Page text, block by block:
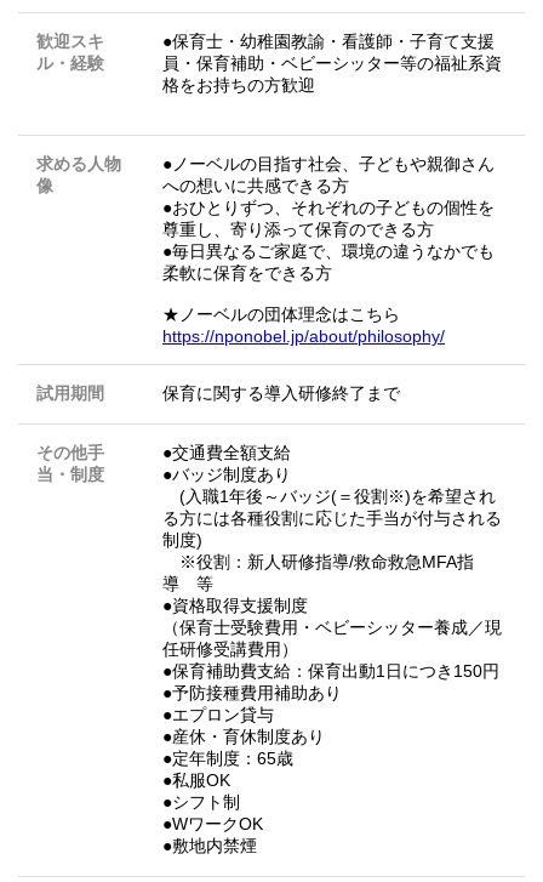
歓迎スキ
ル・経験
●保育士・幼稚園教諭・看護師・子育て支援
員・保育補助・ベビーシッター等の福祉系資
格をお持ちの方歓迎
求める人物
像
●ノーベルの目指す社会、子どもや親御さん
への想いに共感できる方
●おひとりずつ、それぞれの子どもの個性を
尊重し、寄り添って保育のできる方
●毎日異なるご家庭で、環境の違うなかでも
柔軟に保育をできる方
★ノーベルの団体理念はこちら
https://nponobel.jp/about/philosophy/
試用期間 保育に関する導入研修終了まで
その他手
当・制度
●交通費全額支給
●バッジ制度あり
(入職1年後～バッジ(＝役割※)を希望され
る方には各種役割に応じた手当が付与される
制度)
※役割：新人研修指導/救命救急MFA指
導 等
●資格取得支援制度
（保育士受験費用・ベビーシッター養成／現
任研修受講費用）
●保育補助費支給：保育出動1日につき150円
●予防接種費用補助あり
●エプロン貸与
●産休・育休制度あり
●定年制度：65歳
●私服OK
●シフト制
●WワークOK
●敷地内禁煙